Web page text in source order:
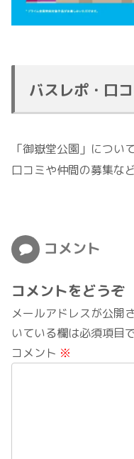
バスレポ・口
「御嶽堂公園」につい
口コミや仲間の募集な
コメント
コメントをどうぞ
メールアドレスが公開
いている欄は必須項目
コメント ※